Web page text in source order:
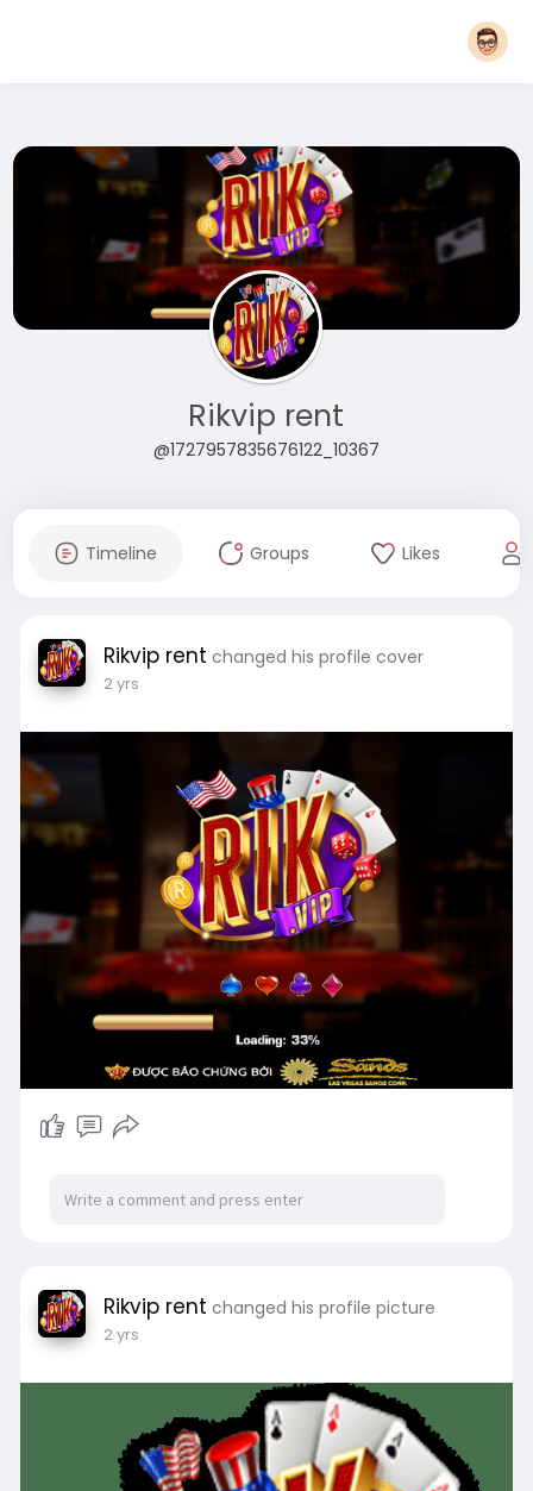
Rikvip rent
@1727957835676122_10367
Timeline Groups Likes
Rikvip rent changed his profile cover
2 yrs
Rikvip rent changed his profile picture
2 yrs